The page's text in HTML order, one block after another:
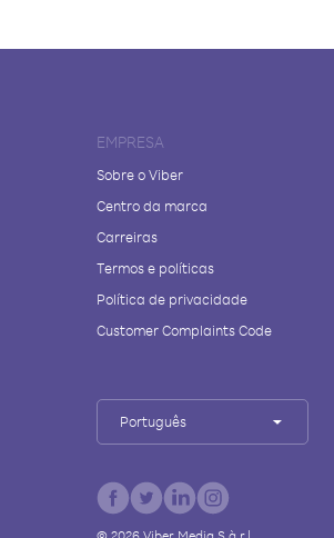
EMPRESA
Sobre o Viber
Centro da marca
Carreiras
Termos e políticas
Política de privacidade
Customer Complaints Code
Português